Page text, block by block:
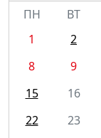
ПН
ВТ
1
2
8
9
15
16
22
23